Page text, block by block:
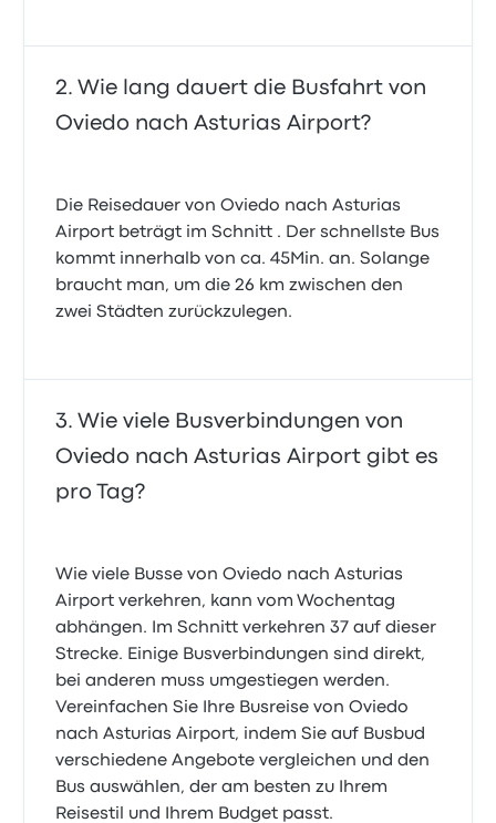
Wie lang dauert die Busfahrt von
Oviedo nach Asturias Airport?
Die Reisedauer von Oviedo nach Asturias
Airport beträgt im Schnitt . Der schnellste Bus
kommt innerhalb von ca. 45Min. an. Solange
braucht man, um die 26 km zwischen den
zwei Städten zurückzulegen.
Wie viele Busverbindungen von
Oviedo nach Asturias Airport gibt es
pro Tag?
Wie viele Busse von Oviedo nach Asturias
Airport verkehren, kann vom Wochentag
abhängen. Im Schnitt verkehren 37 auf dieser
Strecke. Einige Busverbindungen sind direkt,
bei anderen muss umgestiegen werden.
Vereinfachen Sie Ihre Busreise von Oviedo
nach Asturias Airport, indem Sie auf Busbud
verschiedene Angebote vergleichen und den
Bus auswählen, der am besten zu Ihrem
Reisestil und Ihrem Budget passt.